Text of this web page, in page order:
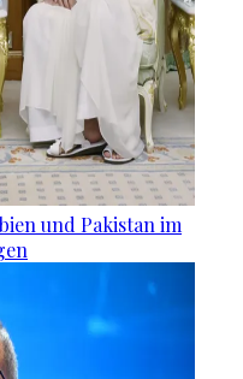
und Pakistan im